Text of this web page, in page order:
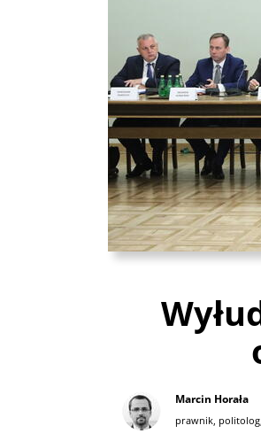
Marcin Horała
prawnik, politolog,